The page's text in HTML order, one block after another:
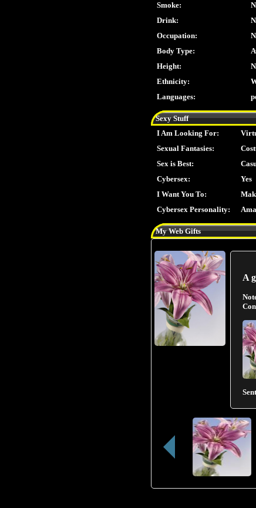
Smoke:
Drink:
Occupation:
Body Type:
Height:
Ethnicity:
Languages:
Sexy Stuff
I Am Looking For:
Sexual Fantasies:
Sex is Best:
Cybersex:
Yes
I Want You To:
Cybersex Personality:
My Web Gifts
A
Sent